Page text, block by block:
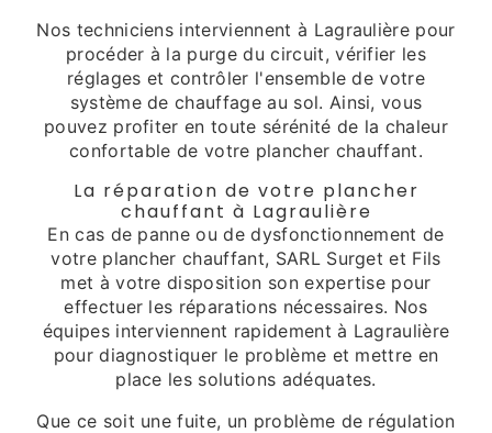
Nos techniciens interviennent à Lagraulière pour
procéder à la purge du circuit, vérifier les
réglages et contrôler l'ensemble de votre
système de chauffage au sol. Ainsi, vous
pouvez profiter en toute sérénité de la chaleur
confortable de votre plancher chauffant.
La réparation de votre plancher
chauffant à Lagraulière
En cas de panne ou de dysfonctionnement de
votre plancher chauffant, SARL Surget et Fils
met à votre disposition son expertise pour
effectuer les réparations nécessaires. Nos
équipes interviennent rapidement à Lagraulière
pour diagnostiquer le problème et mettre en
place les solutions adéquates.
Que ce soit une fuite, un problème de régulation